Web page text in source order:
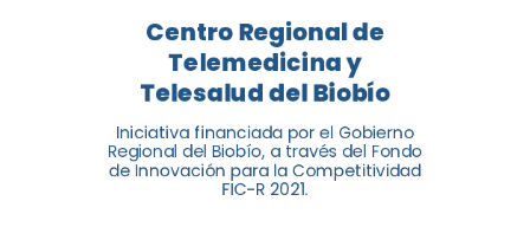
Telemedicina y Telesalud del
Biobío (CRT Biobío) fue
reconocido reconocido en los
Premios de Vinculación con el
Medio 2024...
Leer más
Centro Regional de
Telemedicina y
Telesalud del Biobío
Iniciativa financiada por el Gobierno
Regional del Biobío, a través del Fondo
de Innovación para la Competitividad
FIC-R 2021.